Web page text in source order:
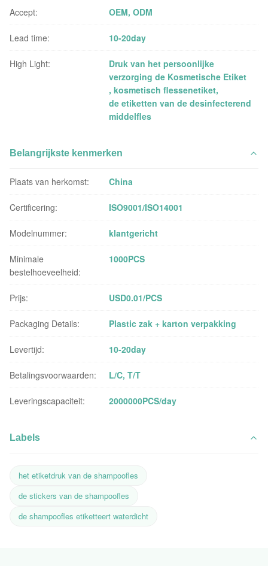
Accept: OEM, ODM
Lead time: 10-20day
High Light:
Druk van het persoonlijke
verzorging de Kosmetische Etiket
,kosmetisch flessenetiket,
de etiketten van de desinfecterend
middelfles
Belangrijkste kenmerken
Plaats van herkomst: China
Certificering: ISO9001/ISO14001
Modelnummer: klantgericht
Minimale
bestelhoeveelheid:
1000PCS
Prijs: USD0.01/PCS
Packaging Details: Plastic zak + karton verpakking
Levertijd: 10-20day
Betalingsvoorwaarden: L/C, T/T
Leveringscapaciteit: 2000000PCS/day
Labels
het etiketdruk van de shampoofles
de stickers van de shampoofles
de shampoofles etiketteert waterdicht